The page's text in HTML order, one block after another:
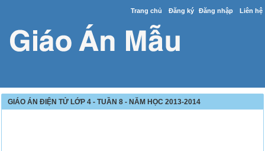
Trang chủ Đăng ký Đăng nhập Liên hệ
GIÁO ÁN ĐIỆN TỬ LỚP 4 - TUẦN 8 - NĂM HỌC 2013-2014